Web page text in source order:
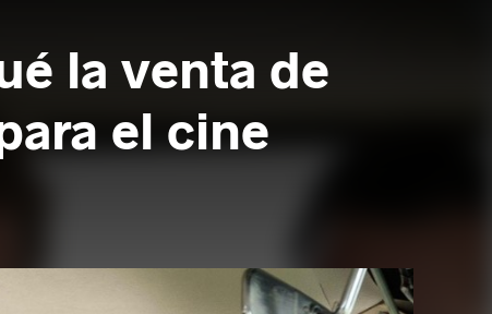
la venta de
el cine